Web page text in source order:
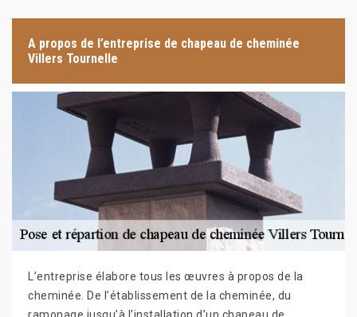
A propos de l’entreprise de chapeau de cheminée
Villers Tournelle
L’entreprise élabore tous les œuvres à propos de la
cheminée. De l’établissement de la cheminée, du